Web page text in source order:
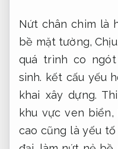
Nứt chân chim là
bề mặt tường,
quá trình co
sinh. kết cấu yếu
khai xây dựng.
khu vực ven biển,
cao cũng là yếu tố